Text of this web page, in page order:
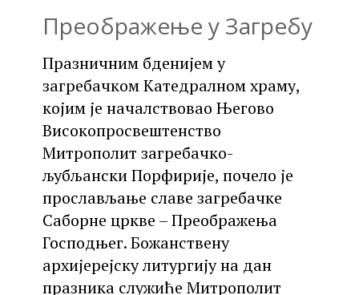
Преображење у Загребу
Празничним бденијем у
загребачком Катедралном храму,
којим је началствовао Његово
Високопросвештенство
Митрополит загребачко-
љубљански Порфирије, почело је
прослављање славе загребачке
Саборне цркве – Преображења
Господњег. Божанствену
архијерејску литургију на дан
празника служиће Митрополит